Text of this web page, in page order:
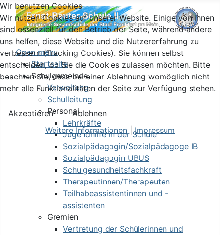
Open menu
Startseite
Schulgemeinde
Verwaltung
Schulleitung
Personal
Lehrkräfte
Jugendhilfe in der Schule
Sozialpädagogin/Sozialpädagoge IB
Sozialpädagogin UBUS
Schulgesundheitsfachkraft
Therapeutinnen/Therapeuten
Teilhabeassistentinnen und -
assistenten
Gremien
Vertretung der Schülerinnen und
Wir benutzen Cookies
Wir nutzen Cookies auf unserer Website. Einige von ihnen
sind essenziell für den Betrieb der Seite, während andere
uns helfen, diese Website und die Nutzererfahrung zu
verbessern (Tracking Cookies). Sie können selbst
entscheiden, ob Sie die Cookies zulassen möchten. Bitte
beachten Sie, dass bei einer Ablehnung womöglich nicht
mehr alle Funktionalitäten der Seite zur Verfügung stehen.
Akzeptieren
Ablehnen
Weitere Informationen |Impressum